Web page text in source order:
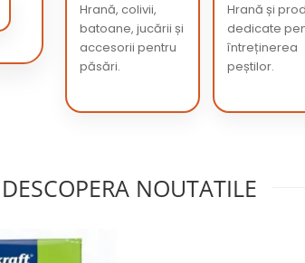
Hrană, colivii,
batoane, jucării și
accesorii pentru
păsări.
Hrană și
dedicate
întreținerea
peștilor.
DESCOPERA NOUTATILE